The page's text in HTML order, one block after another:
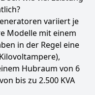
variiert je
Modelle mit einem
in der Regel eine
Hubraum von 6
bis zu 2.500 KVA